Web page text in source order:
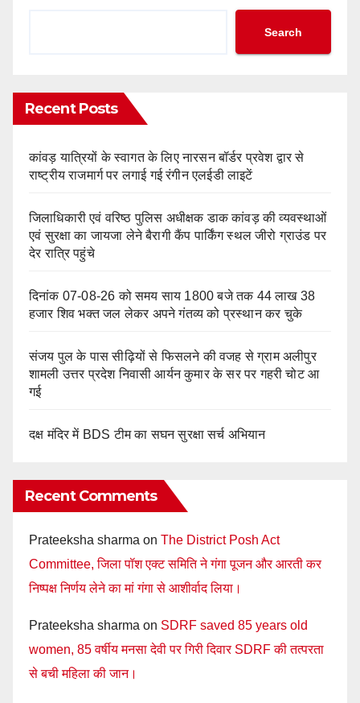
Search
Recent Posts
कांवड़ यात्रियों के स्वागत के लिए नारसन बॉर्डर प्रवेश द्वार से
राष्ट्रीय राजमार्ग पर लगाई गई रंगीन एलईडी लाइटें
जिलाधिकारी एवं वरिष्ठ पुलिस अधीक्षक डाक कांवड़ की व्यवस्थाओं
एवं सुरक्षा का जायजा लेने बैरागी कैंप पार्किंग स्थल जीरो ग्राउंड पर
देर रात्रि पहुंचे
दिनांक 07-08-26 को समय साय 1800 बजे तक 44 लाख 38
हजार शिव भक्त जल लेकर अपने गंतव्य को प्रस्थान कर चुके
संजय पुल के पास सीढ़ियों से फिसलने की वजह से ग्राम अलीपुर
शामली उत्तर प्रदेश निवासी आर्यन कुमार के सर पर गहरी चोट आ
गई
दक्ष मंदिर में BDS टीम का सघन सुरक्षा सर्च अभियान
Recent Comments
Prateeksha sharma on The District Posh Act
Committee, जिला पॉश एक्ट समिति ने गंगा पूजन और आरती कर
निष्पक्ष निर्णय लेने का मां गंगा से आशीर्वाद लिया।
Prateeksha sharma on SDRF saved 85 years old
women, 85 वर्षीय मनसा देवी पर गिरी दिवार SDRF की तत्परता
से बची महिला की जान।